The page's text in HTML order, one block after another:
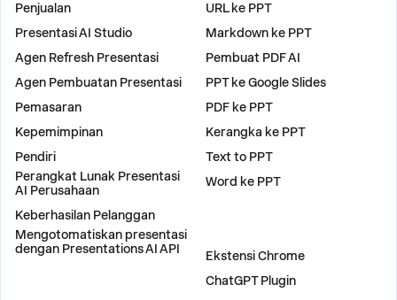
Penjualan
Presentasi AI Studio
Agen Refresh Presentasi
Agen Pembuatan Presentasi
Pemasaran
Kepemimpinan
Pendiri
Perangkat Lunak Presentasi
AI Perusahaan
Keberhasilan Pelanggan
Mengotomatiskan presentasi
dengan Presentations AI API
URL ke PPT
Markdown ke PPT
Pembuat PDF AI
PPT ke Google Slides
PDF ke PPT
Kerangka ke PPT
Text to PPT
Word ke PPT
Ekstensi Chrome
ChatGPT Plugin